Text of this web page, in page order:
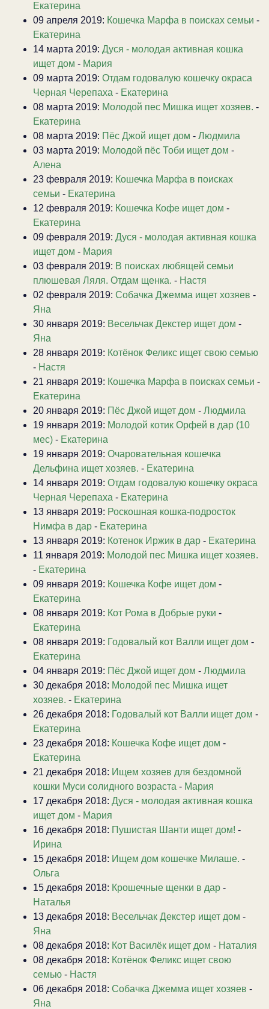
Екатерина
09 апреля 2019: Кошечка Марфа в поисках семьи -
Екатерина
14 марта 2019: Дуся - молодая активная кошка
ищет дом - Мария
09 марта 2019: Отдам годовалую кошечку окраса
Черная Черепаха - Екатерина
08 марта 2019: Молодой пес Мишка ищет хозяев. -
Екатерина
08 марта 2019: Пёс Джой ищет дом - Людмила
03 марта 2019: Молодой пёс Тоби ищет дом -
Алена
23 февраля 2019: Кошечка Марфа в поисках
семьи - Екатерина
12 февраля 2019: Кошечка Кофе ищет дом -
Екатерина
09 февраля 2019: Дуся - молодая активная кошка
ищет дом - Мария
03 февраля 2019: В поисках любящей семьи
плюшевая Ляля. Отдам щенка. - Настя
02 февраля 2019: Собачка Джемма ищет хозяев -
Яна
30 января 2019: Весельчак Декстер ищет дом -
Яна
28 января 2019: Котёнок Феликс ищет свою семью
- Настя
21 января 2019: Кошечка Марфа в поисках семьи -
Екатерина
20 января 2019: Пёс Джой ищет дом - Людмила
19 января 2019: Молодой котик Орфей в дар (10
мес) - Екатерина
19 января 2019: Очаровательная кошечка
Дельфина ищет хозяев. - Екатерина
14 января 2019: Отдам годовалую кошечку окраса
Черная Черепаха - Екатерина
13 января 2019: Роскошная кошка-подросток
Нимфа в дар - Екатерина
13 января 2019: Котенок Иржик в дар - Екатерина
11 января 2019: Молодой пес Мишка ищет хозяев.
- Екатерина
09 января 2019: Кошечка Кофе ищет дом -
Екатерина
08 января 2019: Кот Рома в Добрые руки -
Екатерина
08 января 2019: Годовалый кот Валли ищет дом -
Екатерина
04 января 2019: Пёс Джой ищет дом - Людмила
30 декабря 2018: Молодой пес Мишка ищет
хозяев. - Екатерина
26 декабря 2018: Годовалый кот Валли ищет дом -
Екатерина
23 декабря 2018: Кошечка Кофе ищет дом -
Екатерина
21 декабря 2018: Ищем хозяев для бездомной
кошки Муси солидного возраста - Мария
17 декабря 2018: Дуся - молодая активная кошка
ищет дом - Мария
16 декабря 2018: Пушистая Шанти ищет дом! -
Ирина
15 декабря 2018: Ищем дом кошечке Милаше. -
Ольга
15 декабря 2018: Крошечные щенки в дар -
Наталья
13 декабря 2018: Весельчак Декстер ищет дом -
Яна
08 декабря 2018: Кот Василёк ищет дом - Наталия
08 декабря 2018: Котёнок Феликс ищет свою
семью - Настя
06 декабря 2018: Собачка Джемма ищет хозяев -
Яна